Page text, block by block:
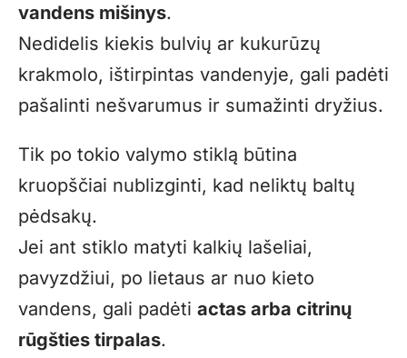
vandens mišinys.
Nedidelis kiekis bulvių ar kukurūzų
krakmolo, ištirpintas vandenyje, gali padėti
pašalinti nešvarumus ir sumažinti dryžius.
Tik po tokio valymo stiklą būtina
kruopščiai nublizginti, kad neliktų baltų
pėdsakų.
Jei ant stiklo matyti kalkių lašeliai,
pavyzdžiui, po lietaus ar nuo kieto
vandens, gali padėti actas arba citrinų
rūgšties tirpalas.